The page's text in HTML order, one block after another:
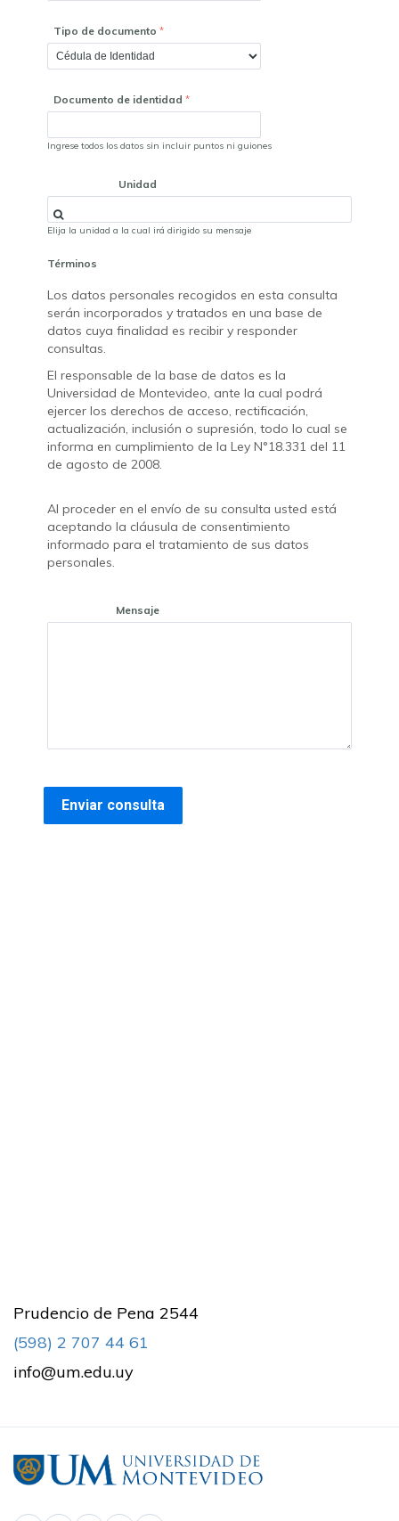
Tipo de documento
Documento de identidad
Ingrese todos los datos sin incluir puntos ni guiones
Unidad
Elija la unidad a la cual irá dirigido su mensaje
Términos
Los datos personales recogidos en esta consulta
serán incorporados y tratados en una base de
datos cuya finalidad es recibir y responder
consultas.
El responsable de la base de datos es la
Universidad de Montevideo, ante la cual podrá
ejercer los derechos de acceso, rectificación,
actualización, inclusión o supresión, todo lo cual se
informa en cumplimiento de la Ley N°18.331 del 11
de agosto de 2008.
Al proceder en el envío de su consulta usted está
aceptando la cláusula de consentimiento
informado para el tratamiento de sus datos
personales.
Mensaje
Prudencio de Pena 2544
(598) 2 707 44 61
info@um.edu.uy